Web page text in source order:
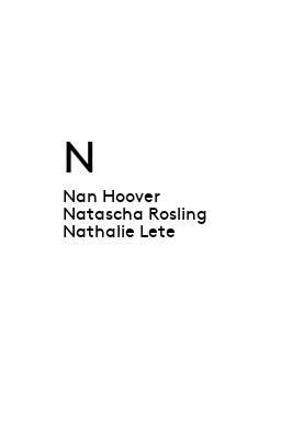
N
Nan Hoover
Natascha Rosling
Nathalie Lete